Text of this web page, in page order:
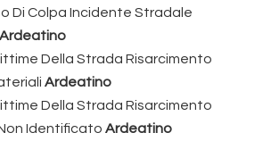
Di Colpa Incidente Stradale
Ardeatino
Della Strada Risarcimento
Ardeatino
Della Strada Risarcimento
IdentificatoArdeatino